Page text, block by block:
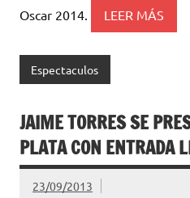
Oscar 2014. LEER MÁS
Espectaculos
JAIME TORRES SE
PLATA CON ENTRADA
23/09/2013